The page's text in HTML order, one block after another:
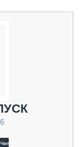
Читать